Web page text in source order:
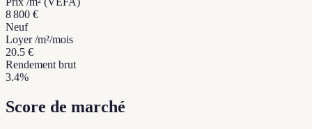
8 800 €
Neuf
Loyer /m²/mois
20.5 €
Rendement brut
3.4%
Score de marché